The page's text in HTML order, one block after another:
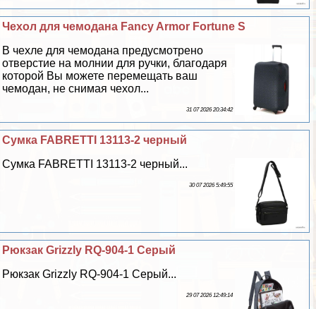
Чехол для чемодана Fancy Armor Fortune S
В чехле для чемодана предусмотрено
отверстие на молнии для ручки, благодаря
которой Вы можете перемещать ваш
чемодан, не снимая чехол...
31 07 2026 20:34:42
Сумка FABRETTI 13113-2 черный
Сумка FABRETTI 13113-2 черный...
30 07 2026 5:49:55
Рюкзак Grizzly RQ-904-1 Серый
Рюкзак Grizzly RQ-904-1 Серый...
29 07 2026 12:49:14